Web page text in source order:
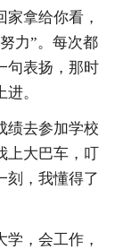
拿给你看，
力”。每次都
句表扬，那时
。
绩去参加学校
上大巴车，叮
刻，我懂得了
，会工作，